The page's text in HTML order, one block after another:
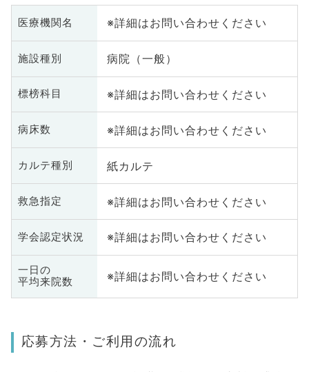
医療機関名 ※詳細はお問い合わせください
施設種別 病院（一般）
標榜科目 ※詳細はお問い合わせください
病床数 ※詳細はお問い合わせください
カルテ種別 紙カルテ
救急指定 ※詳細はお問い合わせください
学会認定状況 ※詳細はお問い合わせください
一日の
平均来院数
※詳細はお問い合わせください
応募方法・ご利用の流れ